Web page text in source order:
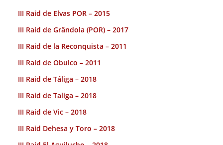
III Raid de Elvas POR – 2015
III Raid de Grândola (POR) – 2017
III Raid de la Reconquista – 2011
III Raid de Obulco – 2011
III Raid de Táliga – 2018
III Raid de Taliga – 2018
III Raid de Vic – 2018
III Raid Dehesa y Toro – 2018